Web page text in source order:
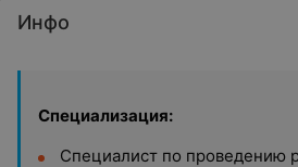
Инфо
Специализация:
Специалист по проведению